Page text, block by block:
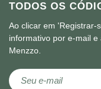
TODOS OS
Ao clicar em 'Registrar-
informativo por e-mail
Menzzo.
Subscreva a nossa